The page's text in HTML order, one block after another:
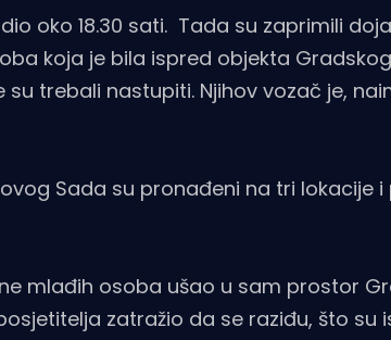
oko 18.30 sati. Tada su zaprimili
koja je bila ispred objekta
trebali nastupiti. Njihov vozač je,
Sada su pronađeni na tri lokacije i
mlađih osoba ušao u sam prostor
zatražio da se raziđu, što su